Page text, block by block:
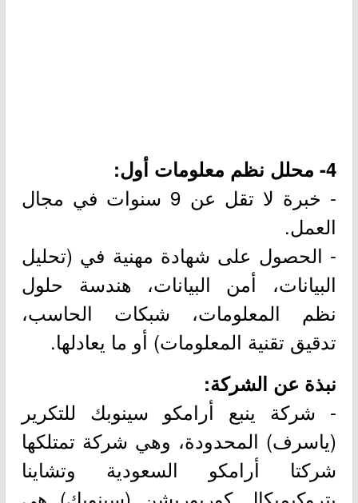
4- محلل نظم معلومات أول:
- خبرة لا تقل عن 9 سنوات في مجال
العمل.
- الحصول على شهادة مهنية في (تحليل
البيانات، أمن البيانات، هندسة حلول
نظم المعلومات، شبكات الحاسب،
تدقيق تقنية المعلومات) أو ما يعادلها.
نبذة عن الشركة:
- شركة ينبع أرامكو سينوبك للتكرير
(ياسرف) المحدودة، وهي شركة تمتلكها
شركتا أرامكو السعودية وتشاينا